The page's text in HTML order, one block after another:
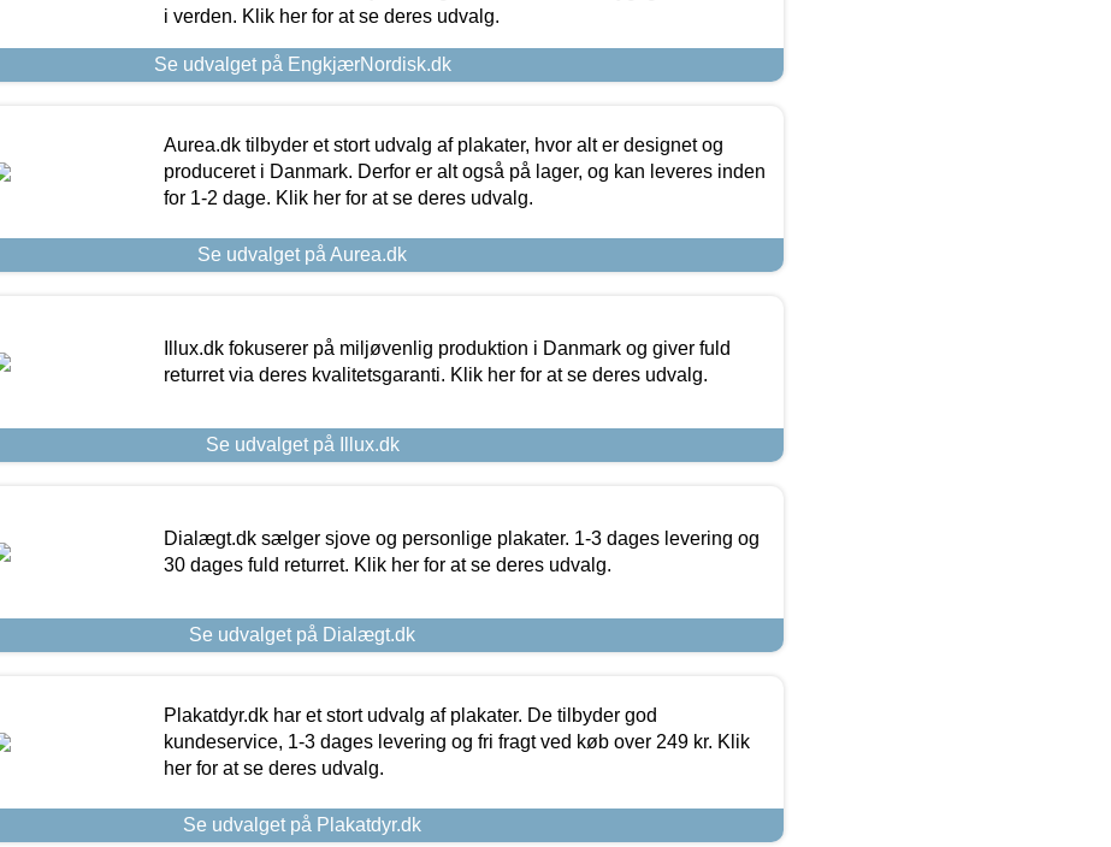
i verden. Klik her for at se deres udvalg.
Se udvalget på EngkjærNordisk.dk
Aurea.dk tilbyder et stort udvalg af plakater, hvor alt er designet og
produceret i Danmark. Derfor er alt også på lager, og kan leveres inden
for 1-2 dage. Klik her for at se deres udvalg.
Se udvalget på Aurea.dk
Illux.dk fokuserer på miljøvenlig produktion i Danmark og giver fuld
returret via deres kvalitetsgaranti. Klik her for at se deres udvalg.
Se udvalget på Illux.dk
Dialægt.dk sælger sjove og personlige plakater. 1-3 dages levering og
30 dages fuld returret. Klik her for at se deres udvalg.
Se udvalget på Dialægt.dk
Plakatdyr.dk har et stort udvalg af plakater. De tilbyder god
kundeservice, 1-3 dages levering og fri fragt ved køb over 249 kr. Klik
her for at se deres udvalg.
Se udvalget på Plakatdyr.dk